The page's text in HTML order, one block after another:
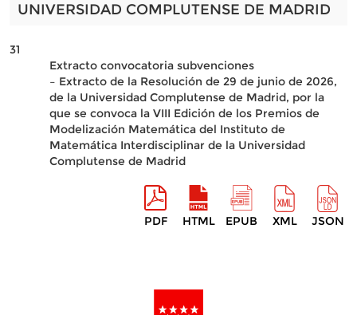
UNIVERSIDAD COMPLUTENSE DE MADRID
31
Extracto convocatoria subvenciones
– Extracto de la Resolución de 29 de junio de 2026,
de la Universidad Complutense de Madrid, por la
que se convoca la VIII Edición de los Premios de
Modelización Matemática del Instituto de
Matemática Interdisciplinar de la Universidad
Complutense de Madrid
PDF HTML EPUB XML JSON